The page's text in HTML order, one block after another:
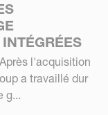
l'acquisition
a travaillé dur
g...